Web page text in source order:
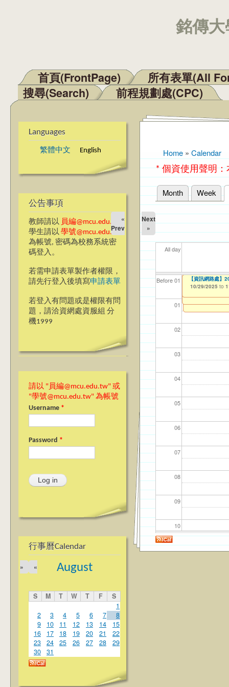
銘傳
Main menu
首頁(FrontPage)
所有表單(All
搜尋(Search)
前程規劃處(CPC)
Languages
繁體中文 English
公告事項
教師請以 員編@mcu.edu.tw
學生請以 學號@mcu.edu.tw
為帳號, 密碼為校務系統密
碼登入。
若需申請表單製作者權限，
請先行登入後填寫申請表單
若登入有問題或是權限有問
題，請洽資網處資服組 分
機1999
請以 "員編@mcu.edu.tw" 或
"學號@mcu.edu.tw" 為帳號
Username *
Password *
行事曆Calendar
August
«
»
S M T W T F
S
1
2
3 4 5 6 7
8
9
10 11 12 13 14
15
16
17 18 19 20 21
22
23
24 25 26 27 28
29
30
31
You are here
Home » Calendar
* 個資使用聲明
Primary tabs
Month Week
«
Prev
Next
»
All day
Before 01
01
02
03
04
05
06
07
08
09
10
11
【資網處】
整合系統～表單
【財務處】工讀
11/12/2021 to
【財務處】漏打
錄
114
04/
114
02/
114
03/
【學
07/
114
09/
商品
11/
時間異動~【教
09/01/2025 to
銘傳大學教師
Procedures for
【研究發展處
Award (Book/
ja>_<pan應日
10/16/2025 to
Ja>_<pan-應日
10/20/2025 to
Ja(>_<)pan 應
10/28/2025 to
【資訊網路處】
10/29/2025 to